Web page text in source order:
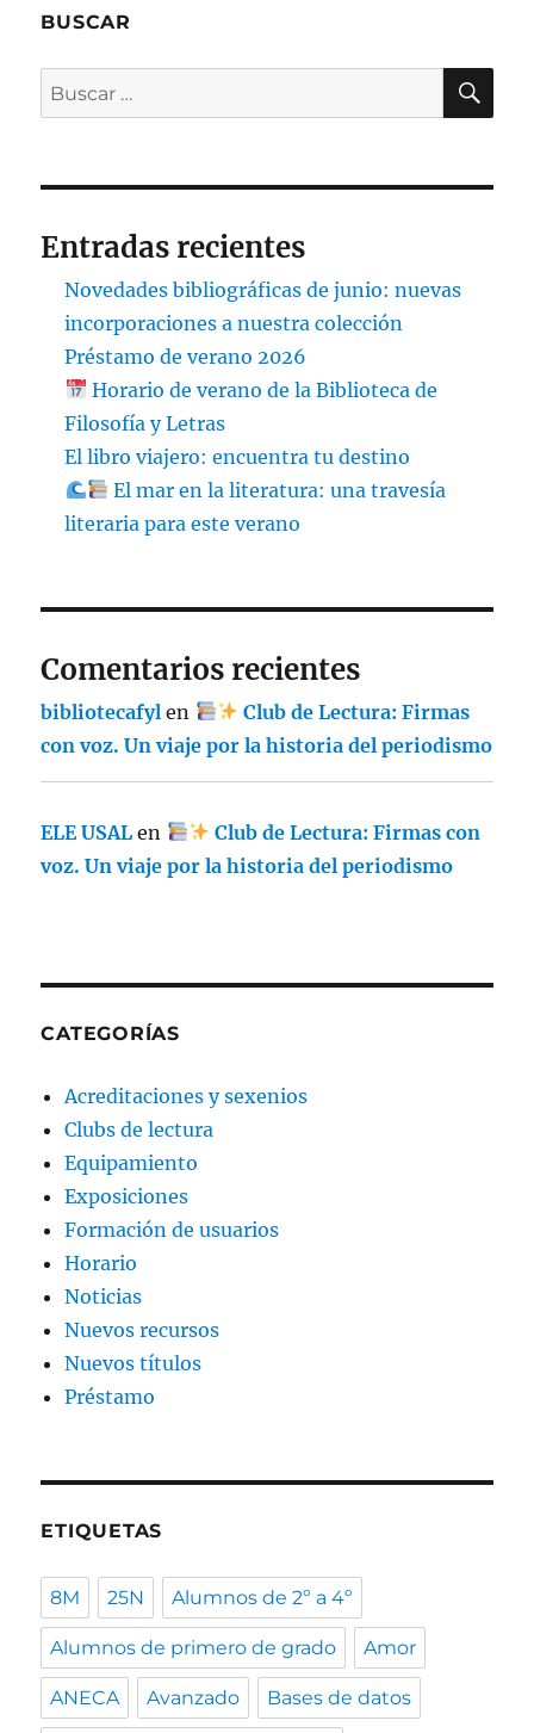
BUSCAR
Buscar
por:
Entradas recientes
Novedades bibliográficas de junio: nuevas
incorporaciones a nuestra colección
Préstamo de verano 2026
Horario de verano de la Biblioteca de
Filosofía y Letras
El libro viajero: encuentra tu destino
El mar en la literatura: una travesía
literaria para este verano
Comentarios recientes
bibliotecafyl en
Club de Lectura: Firmas
con voz. Un viaje por la historia del periodismo
ELE USAL en
Club de Lectura: Firmas con
voz. Un viaje por la historia del periodismo
CATEGORÍAS
Acreditaciones y sexenios
Clubs de lectura
Equipamiento
Exposiciones
Formación de usuarios
Horario
Noticias
Nuevos recursos
Nuevos títulos
Préstamo
ETIQUETAS
8M 25N Alumnos de 2º a 4º
Alumnos de primero de grado Amor
ANECA Avanzado Bases de datos